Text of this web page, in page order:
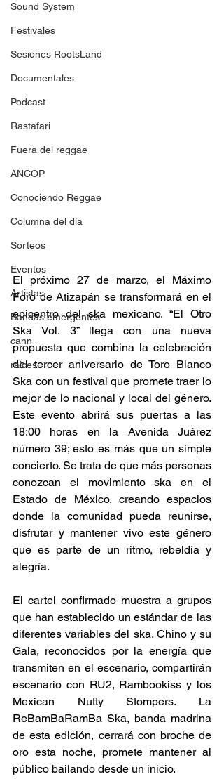
Sound System
Festivales
Sesiones RootsLand
Documentales
Podcast
Rastafari
Fuera del reggae
ANCOP
Conociendo Reggae
Columna del día
Sorteos
Eventos
Artistas
Bandas emergentes
cann
raices
El próximo 27 de marzo, el Máximo
Foro de Atizapán se transformará en el
epicentro del ska mexicano. “El Otro
Ska Vol. 3” llega con una nueva
propuesta que combina la celebración
del tercer aniversario de Toro Blanco
Ska con un festival que promete traer lo
mejor de lo nacional y local del género.
Este evento abrirá sus puertas a las
18:00 horas en la Avenida Juárez
número 39; esto es más que un simple
concierto. Se trata de que más personas
conozcan el movimiento ska en el
Estado de México, creando espacios
donde la comunidad pueda reunirse,
disfrutar y mantener vivo este género
que es parte de un ritmo, rebeldía y
alegría.
El cartel confirmado muestra a grupos
que han establecido un estándar de las
diferentes variables del ska. Chino y su
Gala, reconocidos por la energía que
transmiten en el escenario, compartirán
escenario con RU2, Rambookiss y los
Mexican Nutty Stompers. La
ReBamBaRamBa Ska, banda madrina
de esta edición, cerrará con broche de
oro esta noche, promete mantener al
público bailando desde un inicio.